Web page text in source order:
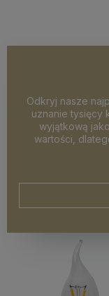
Odkryj nasze
uznanie tysięcy
wyjątkową
wartości,